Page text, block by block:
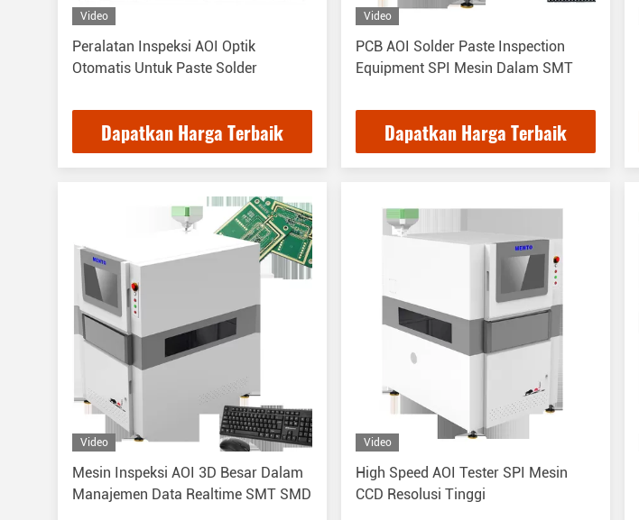
Video
Peralatan Inspeksi AOI Optik
Otomatis Untuk Paste Solder
Dapatkan Harga Terbaik
Video
PCB AOI Solder Paste Inspection
Equipment SPI Mesin Dalam SMT
Dapatkan Harga Terbaik
Video
Mesin Inspeksi AOI 3D Besar Dalam
Manajemen Data Realtime SMT SMD
Video
High Speed AOI Tester SPI Mesin
CCD Resolusi Tinggi